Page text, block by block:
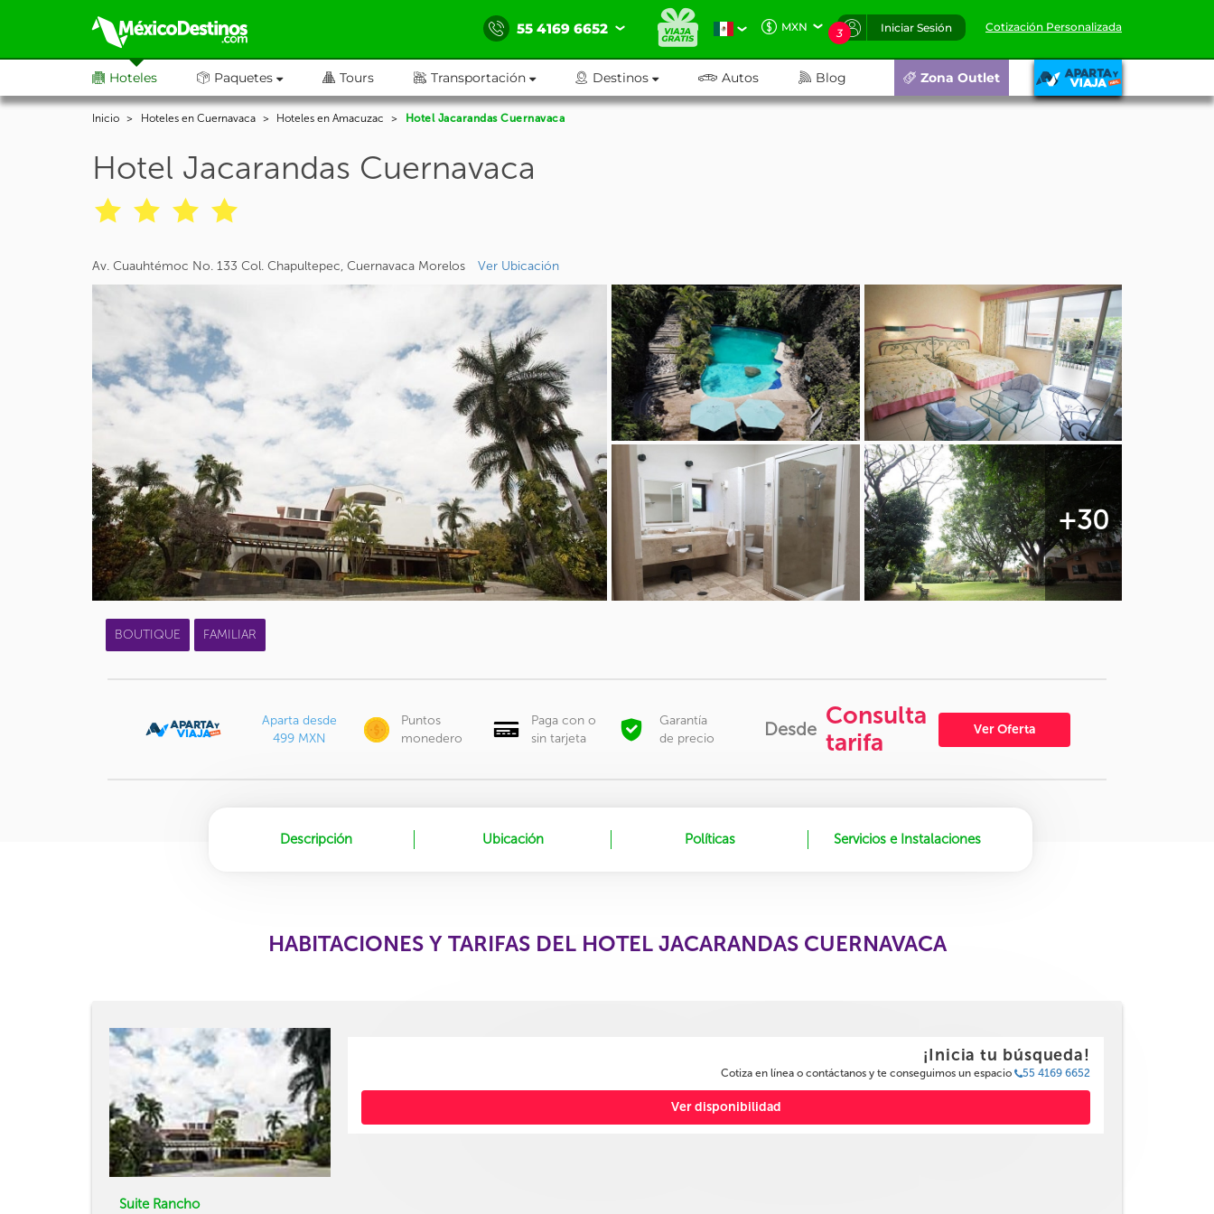
55 4169 6652 MXN 3 Iniciar Sesión Cotización Personalizada
Hoteles Paquetes Tours Transportación Destinos Autos Blog Zona Outlet
Inicio Hoteles en Cuernavaca Hoteles en Amacuzac Hotel Jacarandas Cuernavaca
Hotel Jacarandas Cuernavaca
Av. Cuauhtémoc No. 133 Col. Chapultepec, Cuernavaca Morelos Ver Ubicación
+30
BOUTIQUE FAMILIAR
Aparta desde
499 MXN
Puntos
monedero
Paga con o
sin tarjeta
Garantía
de precio
Desde Consulta
tarifa
Ver Oferta
Descripción Ubicación Políticas Servicios e Instalaciones
HABITACIONES Y TARIFAS DEL HOTEL JACARANDAS CUERNAVACA
Suite Rancho
¡Inicia tu búsqueda!
Cotiza en línea o contáctanos y te conseguimos un espacio 55 4169 6652
Ver disponibilidad